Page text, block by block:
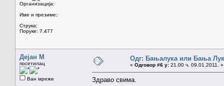
Организација:
Име и презиме:
Струка:
Поруке: 7.477
Дејан М
посетилац
Ван мреже
Одг: Бањалука или Бања
« Одговор #6 у: 21.00 ч. 09.01.2011. »
Здраво свима.